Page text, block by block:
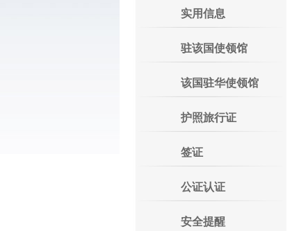
实用信息
驻该国使领馆
该国驻华使领馆
护照旅行证
签证
公证认证
安全提醒